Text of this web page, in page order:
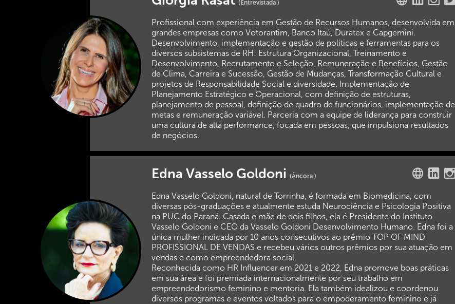
(Entrevistada )
Profissional com experiência em Gestão de Recursos Humanos, desenvolvida em
grandes empresas como Votorantim, Banco Itaú, Duratex e Capgemini.
Desenvolvimento, implementação e gestão de políticas e ferramentas para os
diversos subsistemas de RH: Estrutura Organizacional, Treinamento e
Desenvolvimento, Recrutamento e Seleção, Remuneração e Benefícios, Gestão
de Clima, Carreira e Sucessão, Gestão de Mudanças, Transformação Cultural e
projetos de Responsabilidade Social e diversidade. Implementação de
Planejamento Estratégico e Operacional, com definição de estruturas,
planejamento de pessoal, definição de quadro de funcionários, implementação de
metas e remuneração variável. Parceria com a equipe de liderança para construir
uma cultura de alta performance, focada em pessoas, que impulsiona resultados
de negócios.
Edna Vasselo Goldoni (Âncora )
Edna Vasselo Goldoni, natural de Torrinha, é formada em Biomedicina, com
diversas pós-graduações e atualmente estuda Neurociência e Psicologia Positiva
na PUC do Paraná. Casada e mãe de dois filhos, ela é Presidente do Instituto
Vasselo Goldoni e CEO da Vasselo Goldoni Desenvolvimento Humano. Edna foi a
única mulher indicada por 10 anos consecutivos ao prêmio TOP OF MIND
PROFISSIONAL DE VENDAS e recebeu vários outros prêmios por sua atuação em
vendas e como empreendedora social.
Reconhecida como HR Influencer em 2021 e 2022, Edna promove boas práticas
em sua área e foi premiada internacionalmente por seu trabalho em
empreendedorismo feminino e mentoria. Ela também idealizou e coordenou
diversos programas e eventos voltados para o empoderamento feminino e já